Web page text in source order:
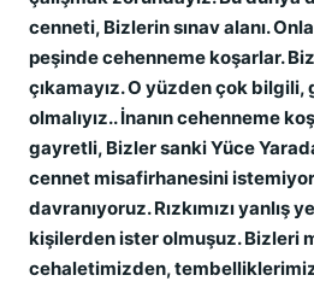
cenneti, Bizlerin sınav alanı.
peşinde cehenneme koşarlar.
çıkamayız. O yüzden çok bilgili,
olmalıyız.. İnanın cehenneme
gayretli, Bizler sanki Yüce
cennet misafirhanesini
davranıyoruz. Rızkımızı yanlış
kişilerden ister olmuşuz. Bizleri
cehaletimizden,